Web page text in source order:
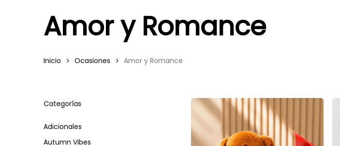
Amor y Romance
Inicio Ocasiones Amor y Romance
Categorías
Adicionales
Autumn Vibes